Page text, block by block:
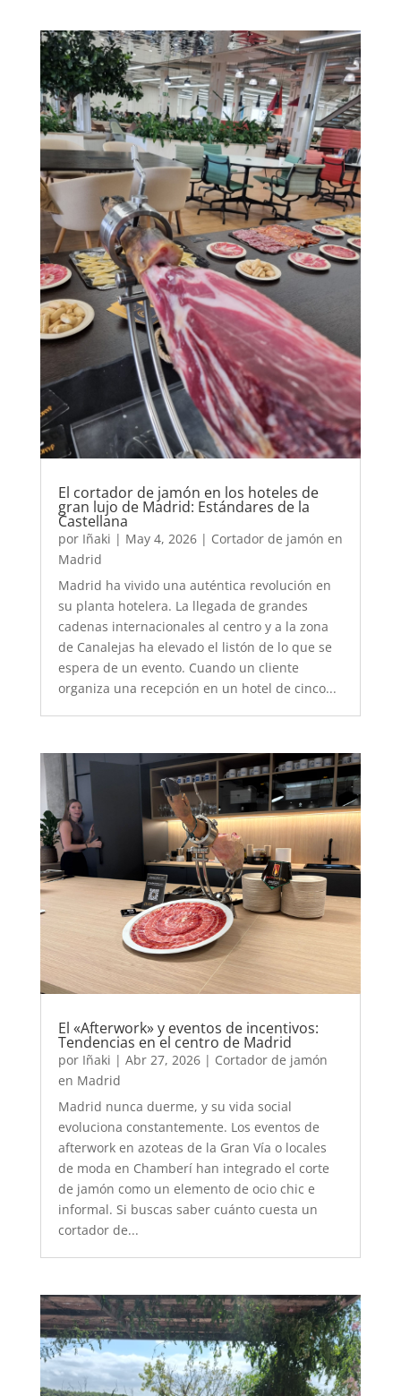
El cortador de jamón en los hoteles de
gran lujo de Madrid: Estándares de la
Castellana
por Iñaki | May 4, 2026| Cortador de jamón en
Madrid
Madrid ha vivido una auténtica revolución en
su planta hotelera. La llegada de grandes
cadenas internacionales al centro y a la zona
de Canalejas ha elevado el listón de lo que se
espera de un evento. Cuando un cliente
organiza una recepción en un hotel de cinco...
El «Afterwork» y eventos de incentivos:
Tendencias en el centro de Madrid
por Iñaki | Abr 27, 2026| Cortador de jamón
en Madrid
Madrid nunca duerme, y su vida social
evoluciona constantemente. Los eventos de
afterwork en azoteas de la Gran Vía o locales
de moda en Chamberí han integrado el corte
de jamón como un elemento de ocio chic e
informal. Si buscas saber cuánto cuesta un
cortador de...